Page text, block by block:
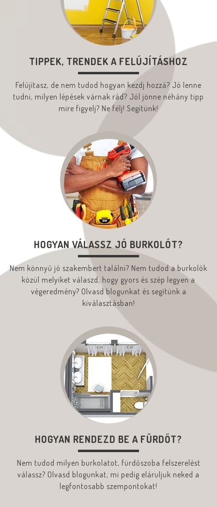
TIPPEK, TRENDEK A FELÚJÍTÁSHOZ
Felújítasz, de nem tudod hogyan kezdj hozzá? Jó lenne
tudni, milyen lépések várnak rád? Jól jönne néhány tipp
mire figyelj? Ne félj! Segítünk!
HOGYAN VÁLASSZ JÓ BURKOLÓT?
Nem könnyű jó szakembert találni? Nem tudod a burkolók
közül melyiket válaszd, hogy gyors és szép legyen a
végeredmény? Olvasd blogunkat és segítünk a
kiválasztásban!
HOGYAN RENDEZD BE A FÜRDŐT?
Nem tudod milyen burkolatot, fürdőszoba felszerelést
válassz? Olvasd blogunkat, mi pedig eláruljuk neked a
legfontosabb szempontokat!